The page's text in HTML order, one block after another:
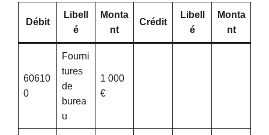
Débit
Libell
é
Monta
nt
Crédit
Libell
é
Monta
nt
60610
0
Fourni
tures
de
burea
u
1 000
€